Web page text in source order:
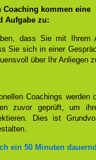
Coaching kommen eine
Aufgabe zu:
dass Sie mit Ihrem
Sie sich in einer
über Ihr Anliegen
Coachings werden
zuvor geprüft, um
Dies ist
ein 50 Minuten